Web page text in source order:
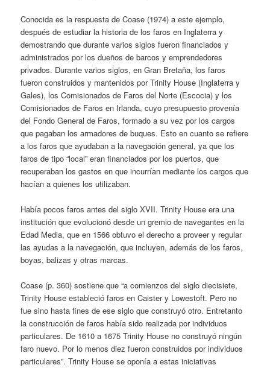
Conocida es la respuesta de Coase (1974) a este ejemplo,
después de estudiar la historia de los faros en Inglaterra y
demostrando que durante varios siglos fueron financiados y
administrados por los dueños de barcos y emprendedores
privados. Durante varios siglos, en Gran Bretaña, los faros
fueron construidos y mantenidos por Trinity House (Inglaterra y
Gales), los Comisionados de Faros del Norte (Escocia) y los
Comisionados de Faros en Irlanda, cuyo presupuesto provenía
del Fondo General de Faros, formado a su vez por los cargos
que pagaban los armadores de buques. Esto en cuanto se refiere
a los faros que ayudaban a la navegación general, ya que los
faros de tipo “local” eran financiados por los puertos, que
recuperaban los gastos en que incurrían mediante los cargos que
hacían a quienes los utilizaban.
Había pocos faros antes del siglo XVII. Trinity House era una
institución que evolucionó desde un gremio de navegantes en la
Edad Media, que en 1566 obtuvo el derecho a proveer y regular
las ayudas a la navegación, que incluyen, además de los faros,
boyas, balizas y otras marcas.
Coase (p. 360) sostiene que “a comienzos del siglo diecisiete,
Trinity House estableció faros en Caister y Lowestoft. Pero no
fue sino hasta fines de ese siglo que construyó otro. Entretanto
la construcción de faros había sido realizada por individuos
particulares. De 1610 a 1675 Trinity House no construyó ningún
faro nuevo. Por lo menos diez fueron construidos por individuos
particulares”. Trinity House se oponía a estas iniciativas